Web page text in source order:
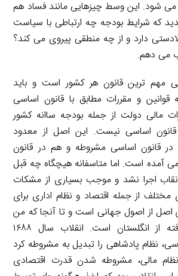
می شود. این وسط چیزهایی مانند فساد هم
که شرایط بودجه چه ارتباطی با سیاست
دارد و از چه منطقی پیروی می کند؟
می دهم.
مهم ترین قانون هر کشور است و باید
قوانین و مقررات مطابق با قانون اساسی
مالی دولت از جمله بودجه ساانه کشور
مطابق با اصل ۵۳ قانون اساسی نیست. این اصل از معدود
قانون اساسی مشروطه و هم در قانون
آمده است. اما متاسفانه هیچگاه چه قبل
اجرا نشد و موجب بسیاری از مشکات
از جمله اقتصاد و نظام اداری برای
از اصول جهانی است و تا آنجا که من
بررسی کرده ام برگرفته از انگلستان است. انقلاب سال ۱۶۸۸
نظام پادشاهی را تبدیل به مشروطه کرد
مالی، مشروطه شدن قدرت اقتصادی